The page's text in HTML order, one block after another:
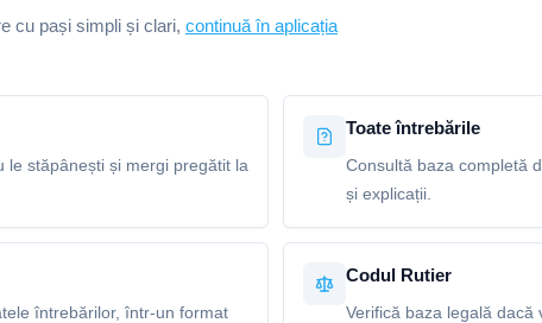
cu pași simpli și clari, continuă în aplicația
stăpânești și mergi pregătit la
Toate întrebările
Consultă baza completă
și explicații.
întrebărilor, într-un format
Codul Rutier
Verifică baza legală dacă